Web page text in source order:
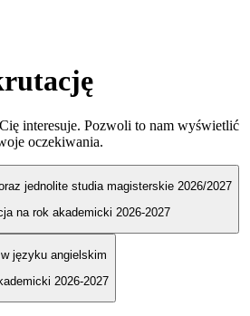
interesuje. Pozwoli to nam wyświetlić
oczekiwania.
jednolite studia magisterskie 2026/2027
na rok akademicki 2026-2027
języku angielskim
2026-2027